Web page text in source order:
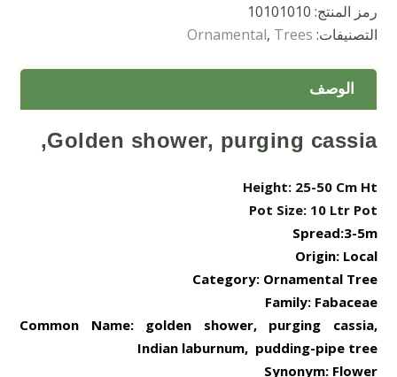
رمز المنتج: 10101010
التصنيفات:
Ornamental, Trees
الوصف
Golden shower, purging cassia,
Height: 25-50 Cm Ht
Pot Size: 10 Ltr Pot
Spread:3-5m
Origin: Local
Category: Ornamental Tree
Family: Fabaceae
Common Name: golden shower, purging cassia,
Indian laburnum, pudding-pipe tree
Synonym: Flower